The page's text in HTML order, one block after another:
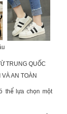
TRUNG QUỐC
VÀ AN TOÀN
thể lựa chọn một